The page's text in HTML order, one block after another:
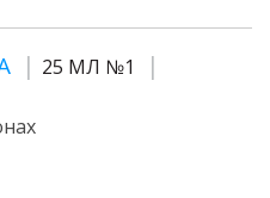
25 МЛ №1